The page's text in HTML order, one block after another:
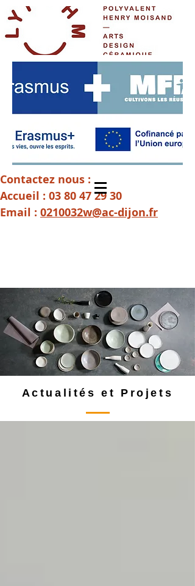
Contactez nous :
Accueil : 03 80 47 29 30
Email : 0210032w@ac-dijon.fr
Actualités et Projets